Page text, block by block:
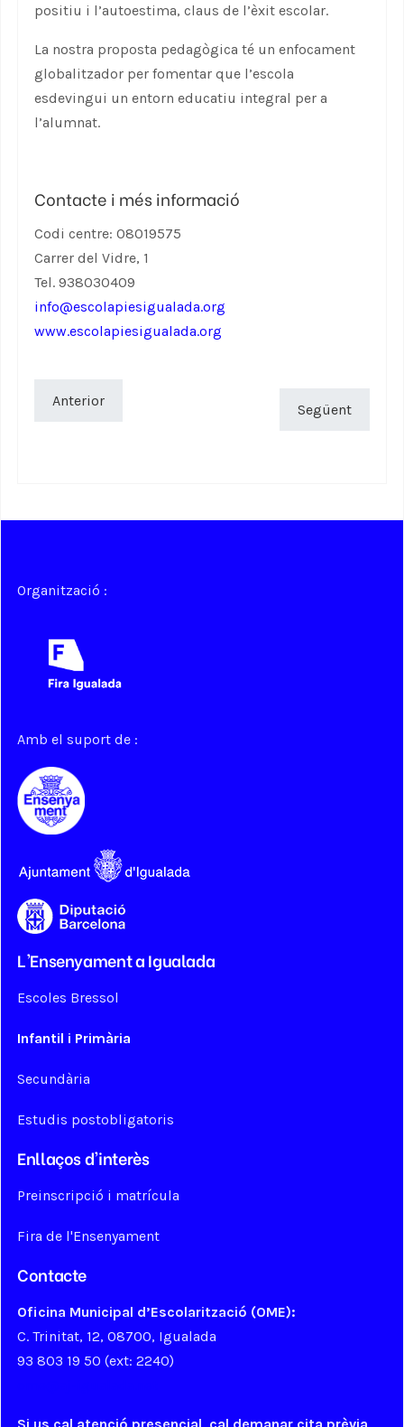
positiu i l’autoestima, claus de l’èxit escolar.
La nostra proposta pedagògica té un enfocament
globalitzador per fomentar que l’escola
esdevingui un entorn educatiu integral per a
l’alumnat.
Contacte i més informació
Codi centre: 08019575
Carrer del Vidre, 1
Tel. 938030409
info@escolapiesigualada.org
www.escolapiesigualada.org
Anterior
Següent
Organització :
Amb el suport de :
L'Ensenyament a Igualada
Escoles Bressol
Infantil i Primària
Secundària
Estudis postobligatoris
Enllaços d'interès
Preinscripció i matrícula
Fira de l'Ensenyament
Contacte
Oficina Municipal d’Escolarització (OME):
C. Trinitat, 12, 08700, Igualada
93 803 19 50 (ext: 2240)
Si us cal atenció presencial, cal demanar cita prèvia